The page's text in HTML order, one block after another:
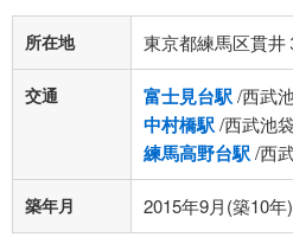
所在地 東京都練馬区貫井
交通 富士見台駅/西武
中村橋駅/西武池
練馬高野台駅/西
築年月 2015年9月(築10年)